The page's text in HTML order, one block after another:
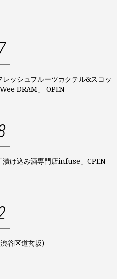
ッシュフルーツカクテル&スコッ
DRAM」 OPEN
漬け込み酒専門店infuse」OPEN
谷区道玄坂)